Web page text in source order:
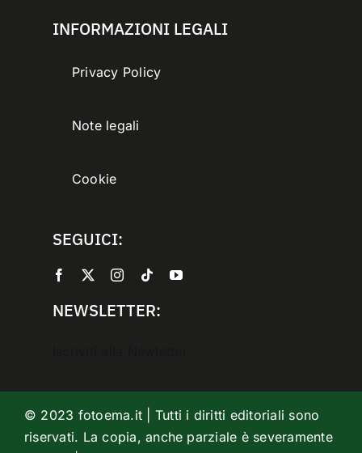
INFORMAZIONI LEGALI
Privacy Policy
Note legali
Cookie
SEGUICI:
NEWSLETTER:
© 2023 fotoema.it | Tutti i diritti editoriali sono
riservati. La copia, anche parziale è severamente